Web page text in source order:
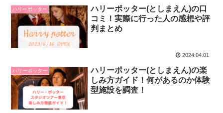
ハリーポッター
ハリーポッター(としまえん)の口
コミ！実際に行った人の感想や評
判まとめ
2024.04.01
ハリーポッター
ハリーポッター(としまえん)の楽
しみ方ガイド！何があるのか体験
型施設を調査！